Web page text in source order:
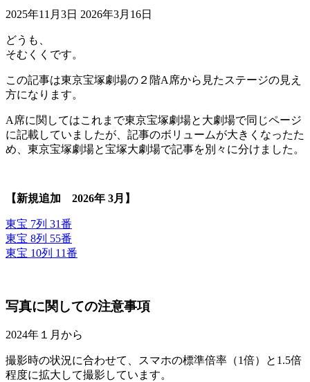
2025年11月3日 2026年3月16日
どうも、
そむくくです。
この記事は東京宝塚劇場の２階A席から見たステージの見え
方になります。
A席に関してはこれまで東京宝塚劇場と大劇場で同じページ
に記載していましたが、記事のボリュームが大きくなったた
め、東京宝塚劇場と宝塚大劇場で記事を別々に分けました。
【新規追加 2026年 3月】
東宝 7列 31番
東宝 8列 55番
東宝 10列 11番
写真に関しての注意事項
2024年１月から
撮影時の状況に合わせて、スマホの標準倍率（1倍）と1.5倍
程度に拡大して撮影しています。